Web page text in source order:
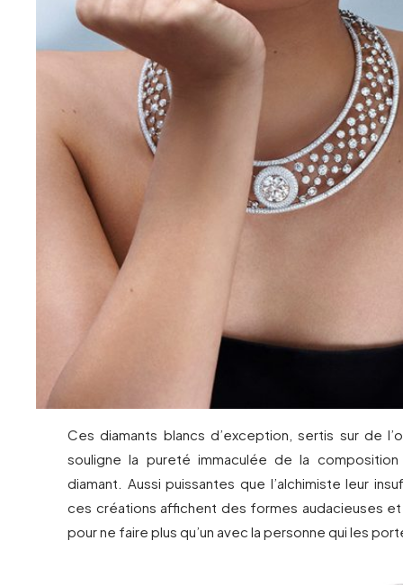
Ces diamants blancs d’exception, sertis sur de
souligne la pureté immaculée de la composition
diamant. Aussi puissantes que l’alchimiste leur
ces créations affichent des formes audacieuses
pour ne faire plus qu’un avec la personne qui les